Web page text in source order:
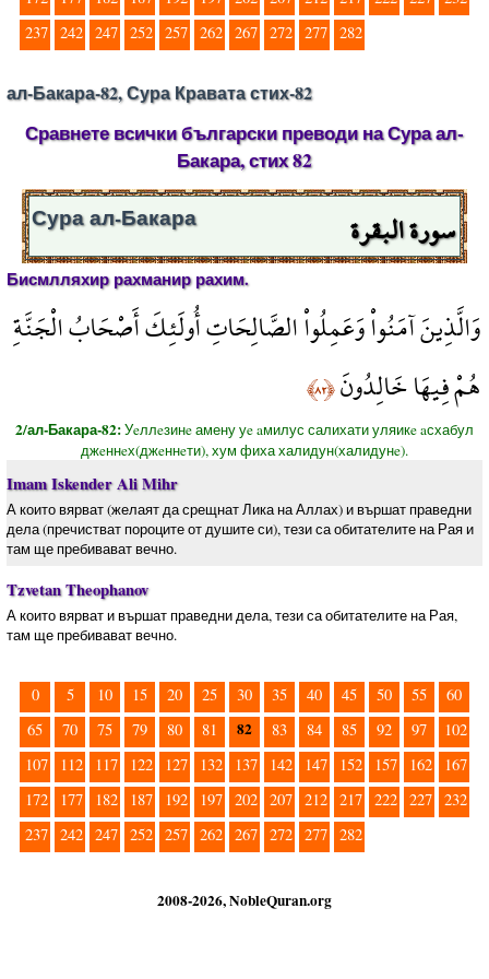
237 242 247 252 257 262 267 272 277 282
ал-Бакара-82, Сура Кравата стих-82
Сравнете всички български преводи на Сура ал-
Бакара, стих 82
سورة البقرة Сура ал-Бакара
Бисмлляхир рахманир рахим.
وَالَّذِينَ آمَنُواْ وَعَمِلُواْ الصَّالِحَاتِ أُولَئِكَ أَصْحَابُ الْجَنَّةِ
هُمْ فِيهَا خَالِدُونَ﴿٨٢﴾
2/ал-Бакара-82:Уeллeзинe амену уe aмилус салихати уляикe aсхабул
джeннeх(джeннeти), хум фиха халидун(халидунe).
Imam Iskender Ali Mihr
А които вярват (желаят да срещнат Лика на Аллах) и вършат праведни
дела (пречистват пороците от душите си), тези са обитателите на Рая и
там ще пребивават вечно.
Tzvetan Theophanov
А които вярват и вършат праведни дела, тези са обитателите на Рая,
там ще пребивават вечно.
0 5 10 15 20 25 30 35 40 45 50 55
60
65
70 75 79 80 81 82 83 84 85 92 97
102
107
112 117 122 127 132 137 142 147 152 157 162
167
172
177 182 187 192 197 202 207 212 217 222 227 232
237 242 247 252 257 262 267 272 277 282
2008-2026, NobleQuran.org